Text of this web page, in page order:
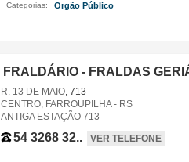
Categorias: Orgão Público
FRALDÁRIO - FRALDAS
R. 13 DE MAIO, 713
CENTRO, FARROUPILHA - RS
ANTIGA ESTAÇÃO 713
54 3268 32.. VER TELEFONE